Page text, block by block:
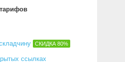
СКИДКА 80%
ссылках